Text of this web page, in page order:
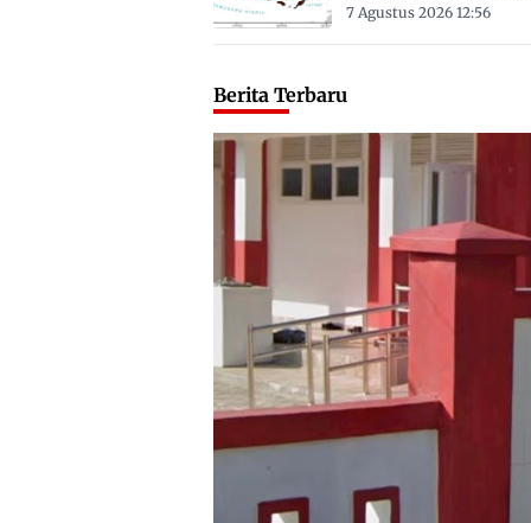
Sulbar Suhu Lebih Dari
7 Agustus 2026 12:56
Berita Terbaru